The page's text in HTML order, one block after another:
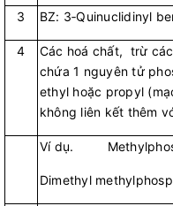
3 BZ:
4
Các hoá chất, trừ
chứa 1 nguyên tử
ethyl hoặc propyl
không liên kết thêm
Ví dụ.
Dimethyl